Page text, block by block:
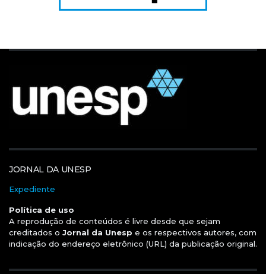
JORNAL DA UNESP
Expediente
Política de uso
A reprodução de conteúdos é livre desde que sejam
creditados o Jornal da Unesp e os respectivos autores, com
indicação do endereço eletrônico (URL) da publicação original.